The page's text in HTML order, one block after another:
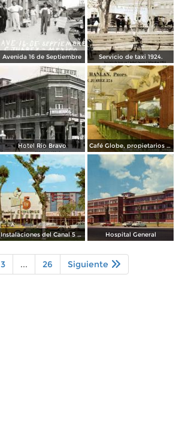
Avenida 16 de Septiembre Servicio de taxi 1924.
Hotel Rio Bravo Café Globe, propietarios Mooney & Hanlan
Instalaciones del Canal 5 XEJ TV Hospital General
3 ... 26 Siguiente